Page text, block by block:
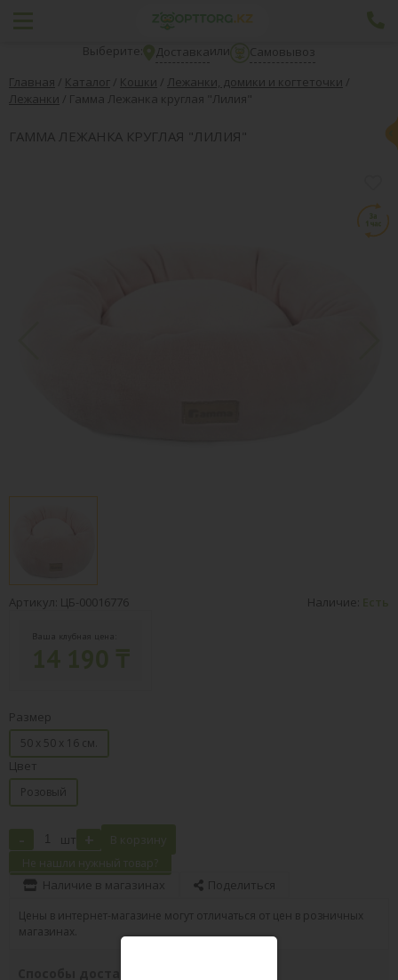
Выберите: Доставкаили
Самовывоз
Главная / Каталог / Кошки / Лежанки, домики и когтеточки /
Лежанки / Гамма Лежанка круглая "Лилия"
ГАММА ЛЕЖАНКА КРУГЛАЯ "ЛИЛИЯ"
Артикул: ЦБ-00016776 Наличие: Есть
Ваша клубная цена:
Размер
50 х 50 х 16 см.
Цвет
Розовый
- шт + В корзину
Не нашли нужный товар?
Наличие в магазинах Поделиться
Цены в интернет-магазине могут отличаться от цен в розничных
магазинах.